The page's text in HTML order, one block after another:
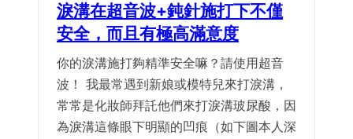
淚溝在超音波+鈍針施打下不僅
安全，而且有極高滿意度
你的淚溝施打夠精準安全嘛？請使用超音
波！ 我最常遇到新娘或模特兒來打淚溝，
常常是化妝師拜託他們來打淚溝玻尿酸，因
為淚溝這條眼下明顯的凹痕（如下圖本人深